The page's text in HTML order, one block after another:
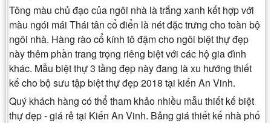
Tông màu chủ đạo của ngôi nhà là trắng xanh kết hợp với
màu ngói mái Thái tân cổ điển là nét đặc trưng cho toàn bộ
ngôi nhà. Hàng rào cổ kính tô đậm cho ngôi biệt thự đẹp
này thêm phần trang trọng riêng biệt với các hộ gia đình
khác. Mẫu biệt thự 3 tầng đẹp này đang là xu hướng thiết
kế cho bộ sưu tập biệt thự đẹp 2018 tại kiến An Vinh.
Quý khách hàng có thể tham khảo nhiều mẫu thiết kế biệt
thự đẹp - giá rẻ tại Kiến An Vinh. Bảng giá thiết kế nhà phố